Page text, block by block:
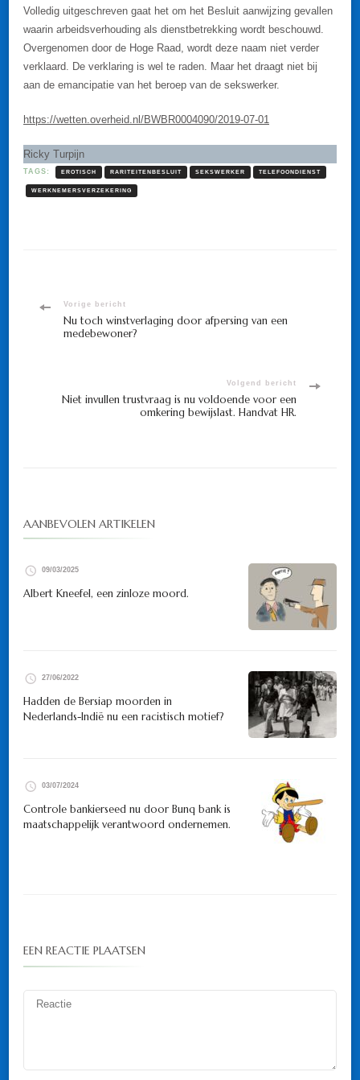
Volledig uitgeschreven gaat het om het Besluit aanwijzing gevallen
waarin arbeidsverhouding als dienstbetrekking wordt beschouwd.
Overgenomen door de Hoge Raad, wordt deze naam niet verder
verklaard. De verklaring is wel te raden. Maar het draagt niet bij
aan de emancipatie van het beroep van de sekswerker.
https://wetten.overheid.nl/BWBR0004090/2019-07-01
Ricky Turpijn
TAGS: EROTISCH RARITEITENBESLUIT SEKSWERKER TELEFOONDIENST
WERKNEMERSVERZEKERING
Bericht
navigatie
Vorige bericht
Nu toch winstverlaging door afpersing van een
medebewoner?
Volgend bericht
Niet invullen trustvraag is nu voldoende voor een
omkering bewijslast. Handvat HR.
AANBEVOLEN ARTIKELEN
09/03/2025
Albert Kneefel, een zinloze moord.
27/06/2022
Hadden de Bersiap moorden in
Nederlands-Indië nu een racistisch motief?
03/07/2024
Controle bankierseed nu door Bunq bank is
maatschappelijk verantwoord ondernemen.
EEN REACTIE PLAATSEN